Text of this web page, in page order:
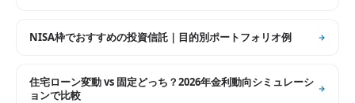
NISA枠でおすすめの投資信託｜目的別ポートフォリオ例
住宅ローン変動 vs 固定どっち？2026年金利動向シミュレーシ
ョンで比較